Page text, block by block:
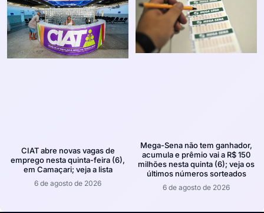
CIAT abre novas vagas de
emprego nesta quinta-feira (6),
em Camaçari; veja a lista
6 de agosto de 2026
Mega-Sena não tem ganhador,
acumula e prêmio vai a R$ 150
milhões nesta quinta (6); veja os
últimos números sorteados
6 de agosto de 2026